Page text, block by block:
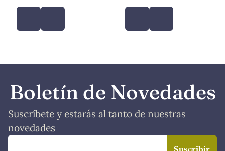
Boletín de Novedades
Suscríbete y estarás al tanto de nuestras
novedades